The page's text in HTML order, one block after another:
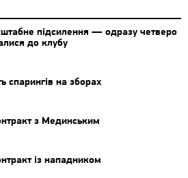
підсилення — одразу четверо
до клубу
спарингів на зборах
з Мединським
із нападником